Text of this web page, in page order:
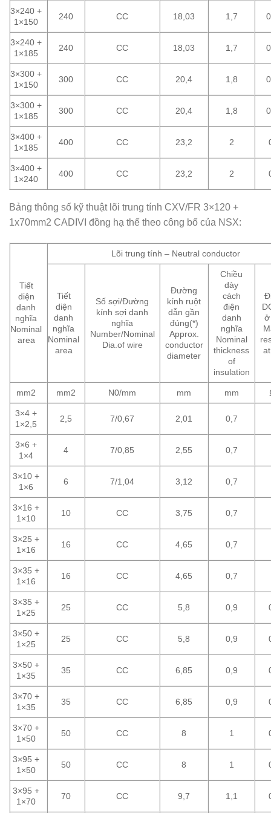
3×240 +
1×150
240 CC 18,03 1,7
3×240 +
1×185
240 CC 18,03 1,7
3×300 +
1×150
300 CC 20,4 1,8
3×300 +
1×185
300 CC 20,4 1,8
3×400 +
1×185
400 CC 23,2 2
3×400 +
1×240
400 CC 23,2 2
Bảng thông số kỹ thuật lõi trung tính CXV/FR 3×120 +
1x70mm2 CADIVI đồng hạ thế theo công bố của NSX:
Tiết
diện
danh
nghĩa
Nominal
area
Lõi trung tính – Neutral conductor
Tiết
diện
danh
nghĩa
Nominal
area
Số sợi/Đường
kính sợi danh
nghĩa
Number/Nominal
Dia.of wire
Đường
kính ruột
dẫn gần
đúng(*)
Approx.
conductor
diameter
Chiều
dày
cách
điện
danh
nghĩa
Nominal
thickness
of
insulation
ở
mm2 mm2 N0/mm mm mm
3×4 +
1×2,5
2,5 7/0,67 2,01 0,7
3×6 +
1×4
4 7/0,85 2,55 0,7
3×10 +
1×6
6 7/1,04 3,12 0,7
3×16 +
1×10
10 CC 3,75 0,7
3×25 +
1×16
16 CC 4,65 0,7
3×35 +
1×16
16 CC 4,65 0,7
3×35 +
1×25
25 CC 5,8 0,9
3×50 +
1×25
25 CC 5,8 0,9
3×50 +
1×35
35 CC 6,85 0,9
3×70 +
1×35
35 CC 6,85 0,9
3×70 +
1×50
50 CC 8 1
3×95 +
1×50
50 CC 8 1
3×95 +
1×70
70 CC 9,7 1,1